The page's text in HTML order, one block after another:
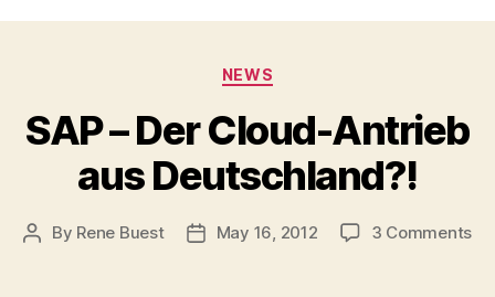
Categories
NEWS
SAP – Der Cloud-Antrieb
aus Deutschland?!
Post
By Rene Buest
PostMay 16, 2012 3 Commentson